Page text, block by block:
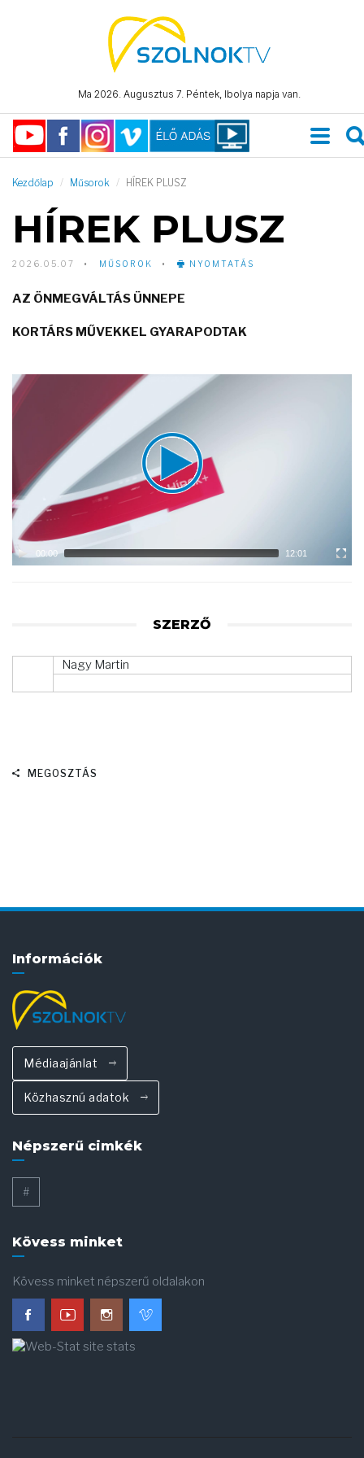
Ma 2026. Augusztus 7. Péntek, Ibolya napja van.
Kezdőlap Műsorok HÍREK PLUSZ
HÍREK PLUSZ
2026.05.07 MŰSOROK NYOMTATÁS
AZ ÖNMEGVÁLTÁS ÜNNEPE
KORTÁRS MŰVEKKEL GYARAPODTAK
Video
Player
00:00 12:01
SZERZŐ
Nagy Martin
MEGOSZTÁS
Információk
Médiaajánlat
Közhasznú adatok
Népszerű cimkék
#
Kövess minket
Kövess minket népszerű oldalakon